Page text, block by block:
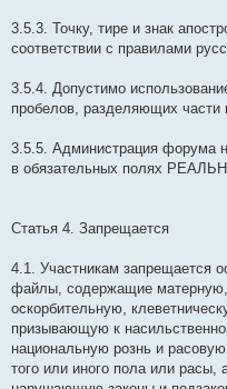
3.5.3. Точку, тире и знак
соответствии с правилами
3.5.4. Допустимо
пробелов, разделяющих части
3.5.5. Администрация форума
в обязательных полях
Статья 4. Запрещается
4.1. Участникам запрещается
файлы, содержащие
оскорбительную,
призывающую к
национальную рознь и
того или иного пола или